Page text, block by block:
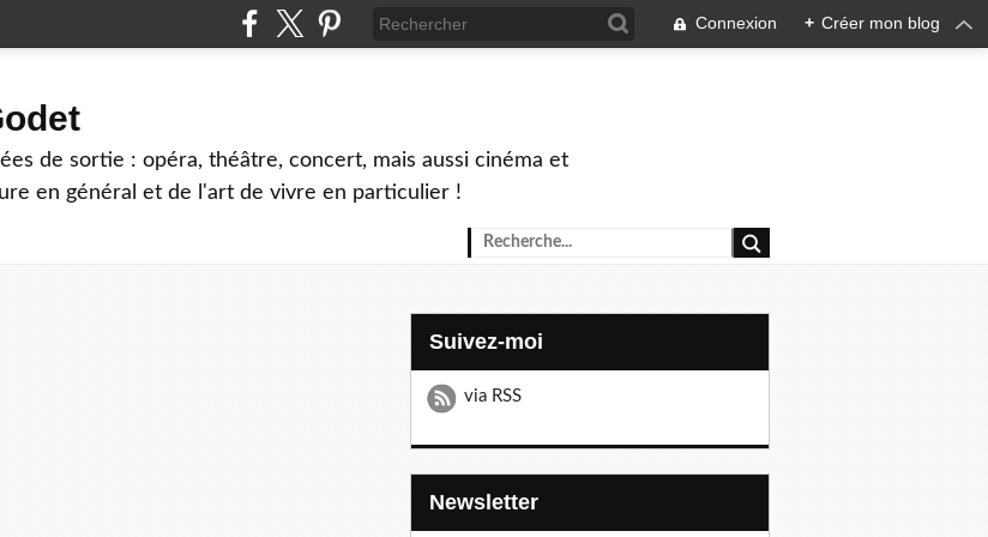
Connexion + Créer mon blog
de sortie : opéra, théâtre, concert, mais aussi cinéma et
en général et de l'art de vivre en particulier !
Suivez-moi
via RSS
Newsletter